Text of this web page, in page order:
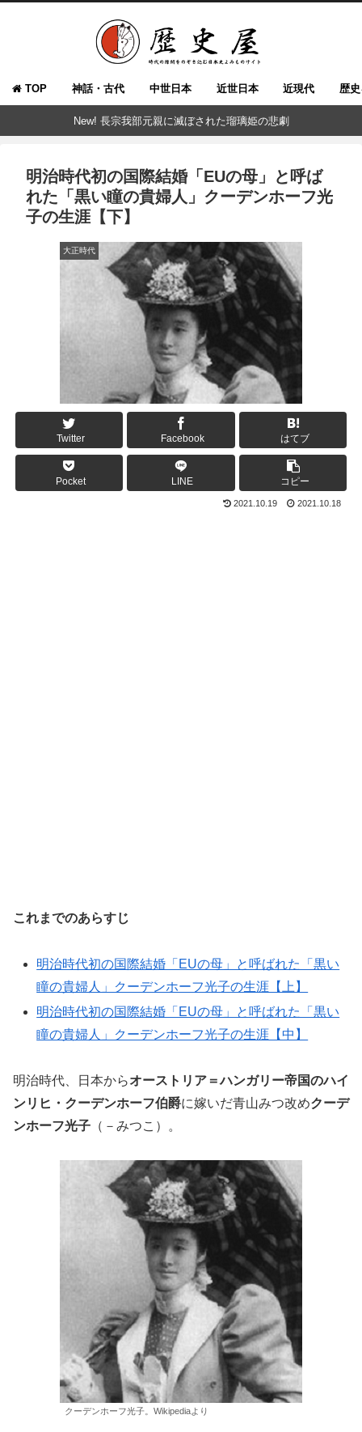
TOP 神話・古代 中世日本 近世日本 近現代 歴
New! 長宗我部元親に滅ぼされた瑠璃姫の悲劇
明治時代初の国際結婚「EUの母」と呼ば
れた「黒い瞳の貴婦人」クーデンホーフ光
子の生涯【下】
大正時代
Twitter Facebook はてブ
Pocket LINE コピー
2021.10.19 2021.10.18
これまでのあらすじ
明治時代初の国際結婚「EUの母」と呼ばれた「黒い
瞳の貴婦人」クーデンホーフ光子の生涯【上】
明治時代初の国際結婚「EUの母」と呼ばれた「黒い
瞳の貴婦人」クーデンホーフ光子の生涯【中】
明治時代、日本からオーストリア＝ハンガリー帝国のハイ
ンリヒ・クーデンホーフ伯爵に嫁いだ青山みつ改めクーデ
ンホーフ光子 （－みつこ）。
クーデンホーフ光子。Wikipediaより